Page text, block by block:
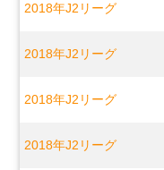
2018年J2リーグ
2018年J2リーグ
2018年J2リーグ
2018年J2リーグ